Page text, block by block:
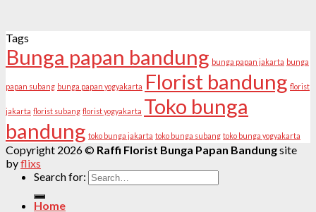
Tags
Bunga papan bandung bunga papan jakarta bunga
papan subang bunga papan yogyakarta Florist bandung florist
jakarta florist subang florist yogyakarta Toko bunga
bandung toko bunga jakarta toko bunga subang toko bunga yogyakarta
Copyright 2026 © Raffi Florist Bunga Papan Bandungsite
byflixs
Search for:
Home